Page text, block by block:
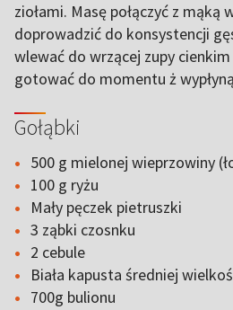
ziołami. Masę połączyć z mąką
doprowadzić do konsystencji
wlewać do wrzącej zupy
gotować do momentu ż
Gołąbki
500 g mielonej wieprzowiny
100 g ryżu
Mały pęczek pietruszki
3 ząbki czosnku
2 cebule
Biała kapusta średniej
700g bulionu